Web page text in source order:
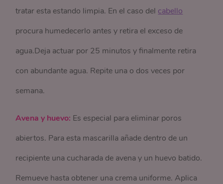
tratar esta estando limpia. En el caso del cabello
procura humedecerlo antes y retira el exceso de
agua.Deja actuar por 25 minutos y finalmente retira
con abundante agua. Repite una o dos veces por
semana.
Avena y huevo: Es especial para eliminar poros
abiertos. Para esta mascarilla añade dentro de un
recipiente una cucharada de avena y un huevo batido.
Remueve hasta obtener una crema uniforme. Aplica